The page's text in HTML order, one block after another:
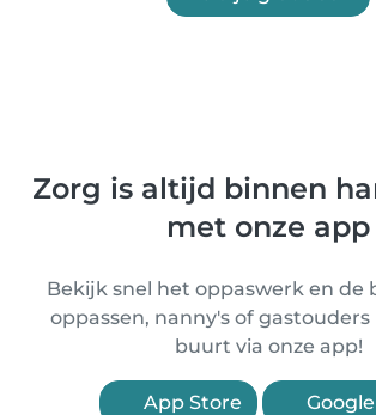
Zorg is altijd binnen
met onze app
Bekijk snel het oppaswerk en de
oppassen, nanny's of
buurt via onze app!
App Store